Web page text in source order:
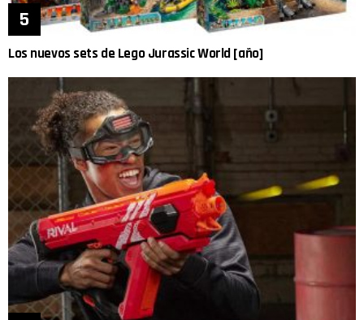
Los nuevos sets de Lego Jurassic World [año]